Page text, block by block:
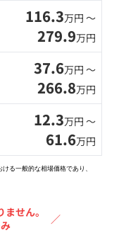
116.3万円 〜
279.9万円
37.6万円 〜
266.8万円
12.3万円 〜
61.6万円
る一般的な相場価格であり、
せん。
／